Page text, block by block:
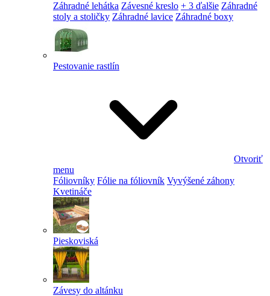
Záhradné lehátka Závesné kreslo + 3 ďalšie Záhradné
stoly a stoličky Záhradné lavice Záhradné boxy
Pestovanie rastlín
Otvoriť
menu
Fóliovníky Fólie na fóliovník Vyvýšené záhony
Kvetináče
Pieskoviská
Závesy do altánku